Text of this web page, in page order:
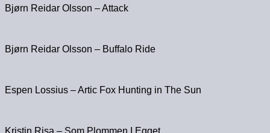
Bjørn Reidar Olsson – Attack
Bjørn Reidar Olsson – Buffalo Ride
Espen Lossius – Artic Fox Hunting in The Sun
Kristin Risa – Som Plommen I Egget